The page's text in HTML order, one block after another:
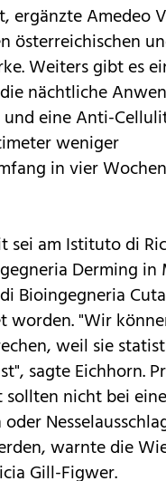
ergänzte Amedeo
österreichischen
Weiters gibt es
nächtliche
eine Anti-
weniger
in vier
sei am Istituto di
Derming in
Bioingegneria
worden. "Wir
weil sie
sagte Eichhorn.
nicht bei
warnte die
Gill-Figwer.